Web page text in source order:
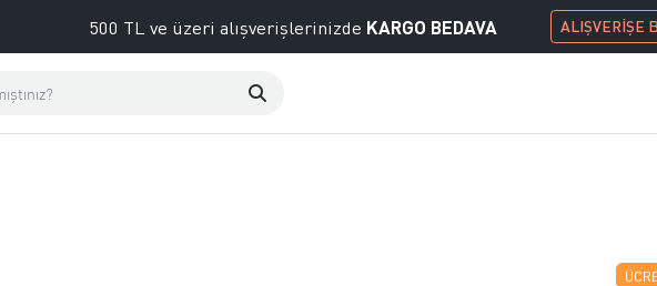
500 TL ve üzeri alışverişlerinizde KARGO BEDAVA ALIŞVERİŞE